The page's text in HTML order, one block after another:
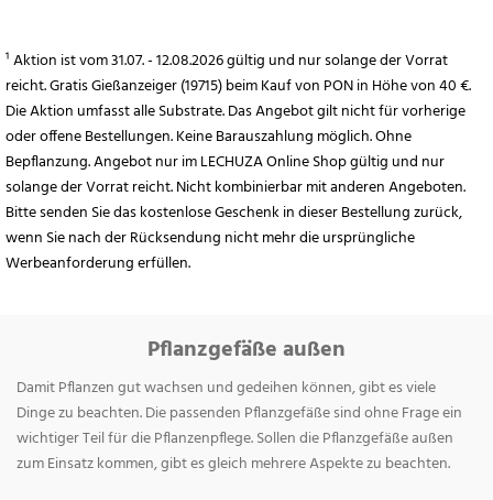
¹ Aktion ist vom 31.07. - 12.08.2026 gültig und nur solange der Vorrat
reicht. Gratis Gießanzeiger (19715) beim Kauf von PON in Höhe von 40 €.
Die Aktion umfasst alle Substrate. Das Angebot gilt nicht für vorherige
oder offene Bestellungen. Keine Barauszahlung möglich. Ohne
Bepflanzung. Angebot nur im LECHUZA Online Shop gültig und nur
solange der Vorrat reicht. Nicht kombinierbar mit anderen Angeboten.
Bitte senden Sie das kostenlose Geschenk in dieser Bestellung zurück,
wenn Sie nach der Rücksendung nicht mehr die ursprüngliche
Werbeanforderung erfüllen.
Pflanzgefäße außen
Damit Pflanzen gut wachsen und gedeihen können, gibt es viele
Dinge zu beachten. Die passenden Pflanzgefäße sind ohne Frage ein
wichtiger Teil für die Pflanzenpflege. Sollen die Pflanzgefäße außen
zum Einsatz kommen, gibt es gleich mehrere Aspekte zu beachten.